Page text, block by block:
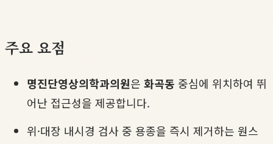
주요 요점
명진단영상의학과의원은 화곡동 중심에 위치하여 뛰
어난 접근성을 제공합니다.
위·대장 내시경 검사 중 용종을 즉시 제거하는 원스